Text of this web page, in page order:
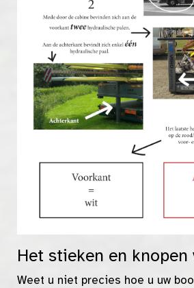
Het stieken en knopen
Weet u niet precies hoe u uw